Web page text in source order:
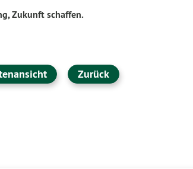
Zukunft schaffen.
Zurück